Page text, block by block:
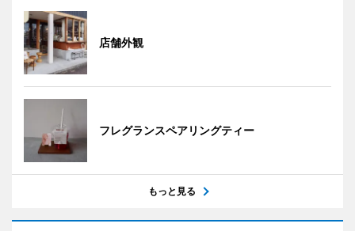
店舗外観
フレグランスペアリングティー
もっと見る